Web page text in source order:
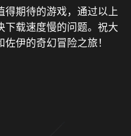
得期待的游戏，通过以上
下载速度慢的问题。祝大
伊的奇幻冒险之旅！